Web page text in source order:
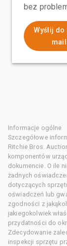
bez
Wyślij do
Informacje ogólne
Szczegółowe
Ritchie Bros.
komponentów
dokumencie. O ile
żadnych
dotyczących
oświadczeń lub
zgodności z
jakiegokolwiek
przydatności do
Zdecydowanie
inspekcji sprzętu